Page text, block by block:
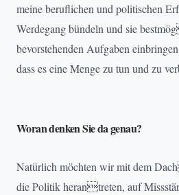
meine beruflichen und politischen
Werdegang bündeln und sie
bevorstehenden Aufgaben
dass es eine Menge zu tun und zu
Woran denken Sie da genau?
Natürlich möchten wir mit dem
die Politik herantreten, auf